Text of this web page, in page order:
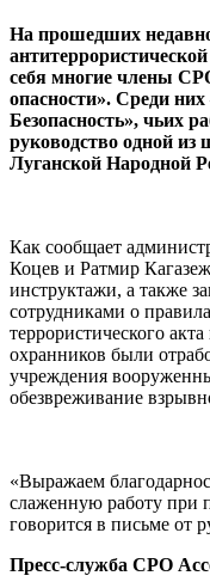
На прошедших
себя многие члены
опасности». Среди
Безопасность», чьих
руководство одной из
Луганской Народной
Как сообщает
Коцев и Ратмир
инструктажи, а также
сотрудниками о
террористического
охранников были
учреждения
обезвреживание
«Выражаем
слаженную работу при
говорится в письме от
Пресс-служба СРО